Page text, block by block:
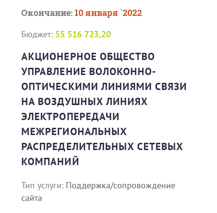
Окончание:10 января `2022
Бюджет: 55 516 723,20
АКЦИОНЕРНОЕ ОБЩЕСТВО
УПРАВЛЕНИЕ ВОЛОКОННО-
ОПТИЧЕСКИМИ ЛИНИЯМИ СВЯЗИ
НА ВОЗДУШНЫХ ЛИНИЯХ
ЭЛЕКТРОПЕРЕДАЧИ
МЕЖРЕГИОНАЛЬНЫХ
РАСПРЕДЕЛИТЕЛЬНЫХ СЕТЕВЫХ
КОМПАНИЙ
Тип услуги: Поддержка/сопровождение
сайта